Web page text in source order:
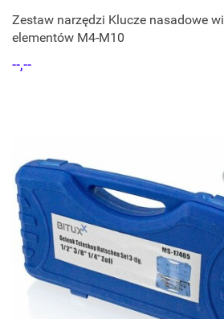
Zestaw narzędzi Klucze nasadowe
elementów M4-M10
--,--